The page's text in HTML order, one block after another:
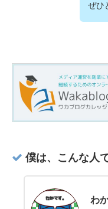
ぜひ
僕は、こんな人
わ